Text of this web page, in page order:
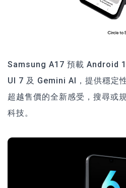
Samsung A17 預載 Android
UI 7 及 Gemini AI，提供穩定
超越售價的全新感受，搜尋或
科技。